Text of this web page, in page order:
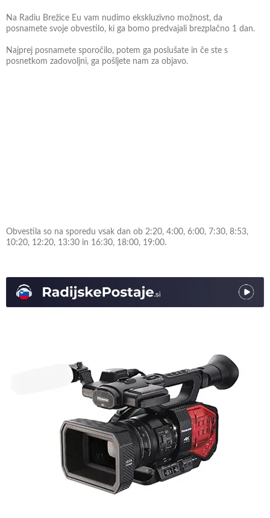
Na Radiu Brežice Eu vam nudimo ekskluzivno možnost, da
posnamete svoje obvestilo, ki ga bomo predvajali brezplačno 1 dan.
Najprej posnamete sporočilo, potem ga poslušate in če ste s
posnetkom zadovoljni, ga pošljete nam za objavo.
Obvestila so na sporedu vsak dan ob 2:20, 4:00, 6:00, 7:30, 8:53,
10:20, 12:20, 13:30 in 16:30, 18:00, 19:00.